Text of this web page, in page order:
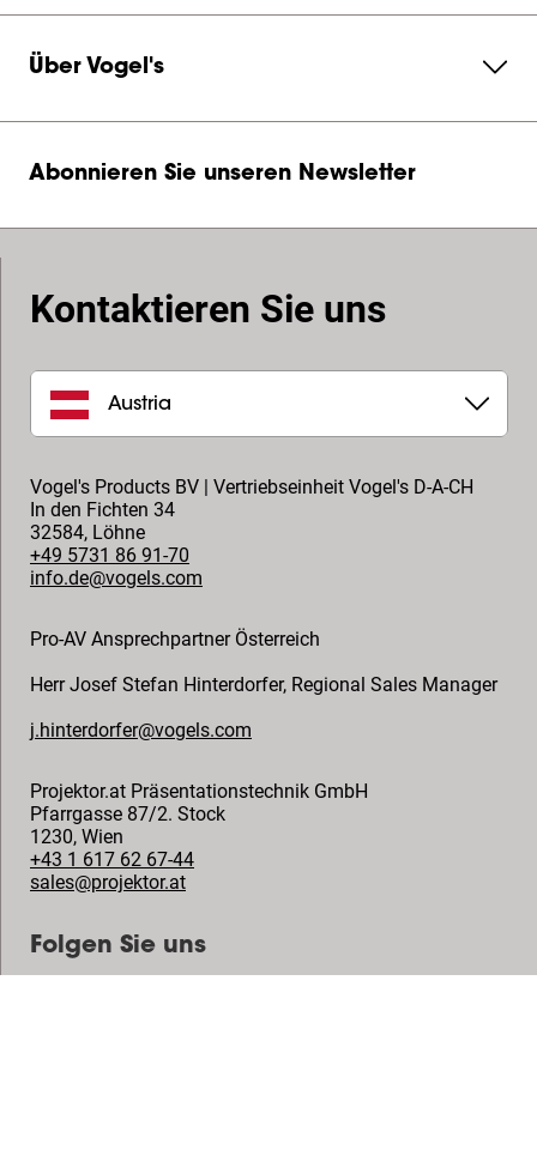
Über Vogel's
Abonnieren Sie unseren Newsletter
Kontaktieren Sie uns
Austria
Vogel's Products BV | Vertriebseinheit Vogel's D-A-CH
In den Fichten 34
32584, Löhne
+49 5731 86 91-70
info.de@vogels.com
Pro-AV Ansprechpartner Österreich
Herr Josef Stefan Hinterdorfer, Regional Sales Manager
j.hinterdorfer@vogels.com
Projektor.at Präsentationstechnik GmbH
Pfarrgasse 87/2. Stock
1230, Wien
+43 1 617 62 67-44
sales@projektor.at
Folgen Sie uns